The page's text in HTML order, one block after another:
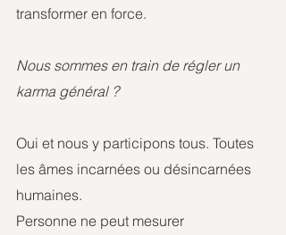
transformer en force.
Nous sommes en train de régler un
karma général ?
Oui et nous y participons tous. Toutes
les âmes incarnées ou désincarnées
humaines.
Personne ne peut mesurer